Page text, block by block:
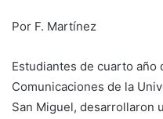
Por F. Martínez
Estudiantes de cuarto año
Comunicaciones de la
San Miguel, desarrollaron